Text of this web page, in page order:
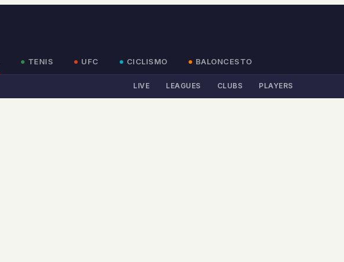
TENIS UFC CICLISMO BALONCESTO
LIVE LEAGUES CLUBS PLAYERS